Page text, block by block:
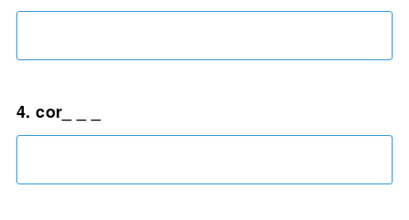
4. ​cor_ _ _